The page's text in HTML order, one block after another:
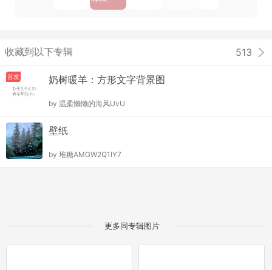
收藏到以下专辑 513
首发 奶树暖羊：方形文字背景图
by 温柔懒懒的海风UvU
壁纸
by 堆糖AMGW2Q1IY7
更多同专辑图片